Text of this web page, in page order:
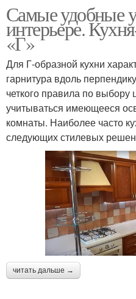
Самые удобные
интерьере.
«Г»
Для Г-образной кухни
гарнитура вдоль
четкого правила по
учитываться имеющееся
комнаты. Наиболее часто
следующих стилевых
читать дальше →